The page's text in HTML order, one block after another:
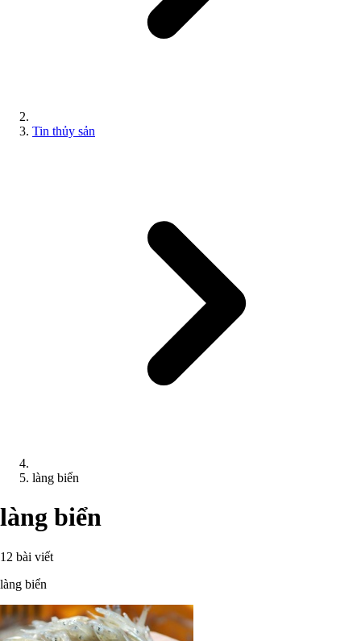
Tin thủy sản
làng biển
làng biển
12 bài viết
làng biển